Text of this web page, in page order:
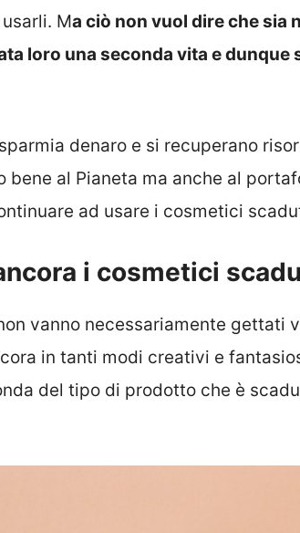
Ma ciò non vuol dire che sia
loro una seconda vita e dunque
denaro e si recuperano
bene al Pianeta ma anche al
ad usare i cosmetici
i cosmetici
vanno necessariamente gettati
in tanti modi creativi e
del tipo di prodotto che è